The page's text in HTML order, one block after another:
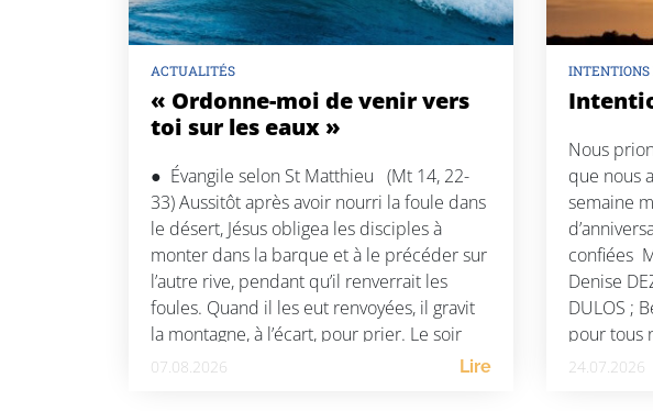
ACTUALITÉS
« Ordonne-moi de venir vers
toi sur les eaux »
● Évangile selon St Matthieu (Mt 14, 22-
33) Aussitôt après avoir nourri la foule dans
le désert, Jésus obligea les disciples à
monter dans la barque et à le précéder sur
l’autre rive, pendant qu’il renverrait les
foules. Quand il les eut renvoyées, il gravit
la montagne, à l’écart, pour prier. Le soir
venu, il […]
07.08.2026 Lire
Nous
que nous
semaine
confiées
Denise
DULOS ;
pour tous
24.07.2026